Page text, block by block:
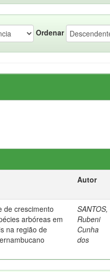
Ordenar
Autor
de crescimento
arbóreas em
na região de
SANTOS,
Rubeni
Cunha
dos